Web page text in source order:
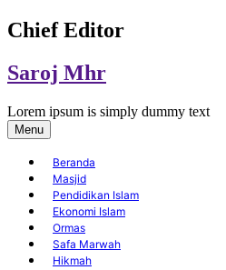
Chief Editor
Saroj Mhr
Lorem ipsum is simply dummy text
Menu
Beranda
Masjid
Pendidikan Islam
Ekonomi Islam
Ormas
Safa Marwah
Hikmah